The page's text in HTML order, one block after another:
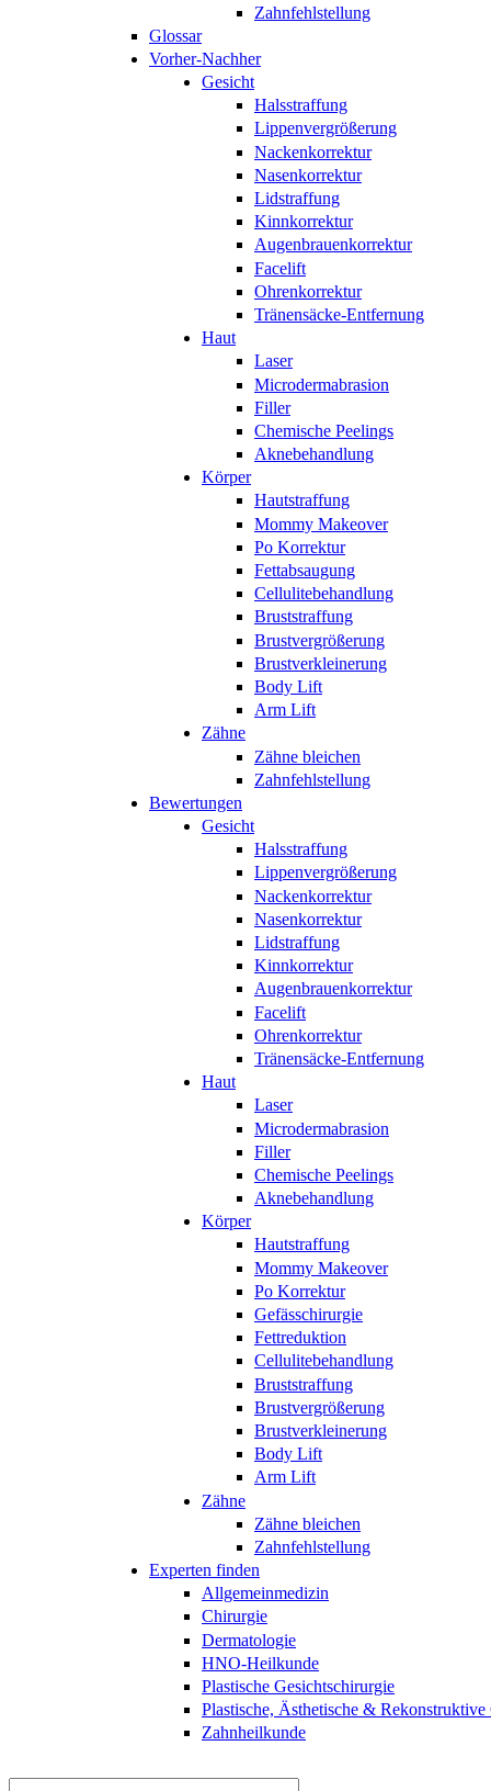
Zahnfehlstellung
Glossar
Vorher-Nachher
Gesicht
Halsstraffung
Lippenvergrößerung
Nackenkorrektur
Nasenkorrektur
Lidstraffung
Kinnkorrektur
Augenbrauenkorrektur
Facelift
Ohrenkorrektur
Tränensäcke-Entfernung
Haut
Laser
Microdermabrasion
Filler
Chemische Peelings
Aknebehandlung
Körper
Hautstraffung
Mommy Makeover
Po Korrektur
Fettabsaugung
Cellulitebehandlung
Bruststraffung
Brustvergrößerung
Brustverkleinerung
Body Lift
Arm Lift
Zähne
Zähne bleichen
Zahnfehlstellung
Bewertungen
Gesicht
Halsstraffung
Lippenvergrößerung
Nackenkorrektur
Nasenkorrektur
Lidstraffung
Kinnkorrektur
Augenbrauenkorrektur
Facelift
Ohrenkorrektur
Tränensäcke-Entfernung
Haut
Laser
Microdermabrasion
Filler
Chemische Peelings
Aknebehandlung
Körper
Hautstraffung
Mommy Makeover
Po Korrektur
Gefässchirurgie
Fettreduktion
Cellulitebehandlung
Bruststraffung
Brustvergrößerung
Brustverkleinerung
Body Lift
Arm Lift
Zähne
Zähne bleichen
Zahnfehlstellung
Experten finden
Allgemeinmedizin
Chirurgie
Dermatologie
HNO-Heilkunde
Plastische Gesichtschirurgie
Plastische, Ästhetische &
Zahnheilkunde